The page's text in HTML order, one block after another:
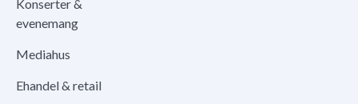
Konserter &
evenemang
Mediahus
Ehandel & retail